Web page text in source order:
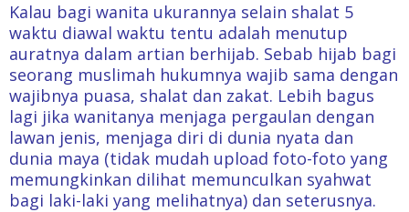
Kalau bagi wanita ukurannya selain shalat 5
waktu diawal waktu tentu adalah menutup
auratnya dalam artian berhijab. Sebab hijab bagi
seorang muslimah hukumnya wajib sama dengan
wajibnya puasa, shalat dan zakat. Lebih bagus
lagi jika wanitanya menjaga pergaulan dengan
lawan jenis, menjaga diri di dunia nyata dan
dunia maya (tidak mudah upload foto-foto yang
memungkinkan dilihat memunculkan syahwat
bagi laki-laki yang melihatnya) dan seterusnya.